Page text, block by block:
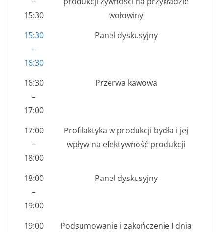
15:30
wołowiny
15:30
–
16:30
Panel dyskusyjny
16:30
–
17:00
Przerwa kawowa
17:00
–
18:00
Profilaktyka w produkcji bydła i jej
wpływ na efektywność produkcji
18:00
–
19:00
Panel dyskusyjny
19:00
Podsumowanie i zakończenie I dnia